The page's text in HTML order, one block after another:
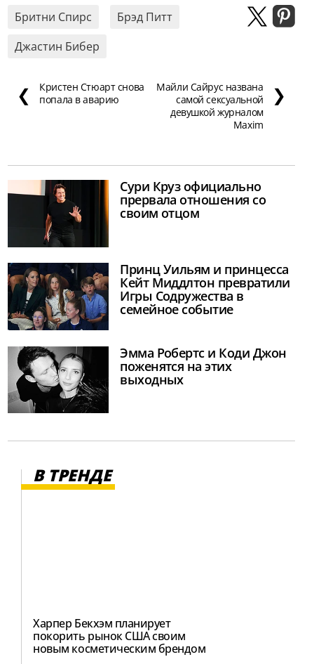
Бритни Спирс
Брэд Питт
Джастин Бибер
❮
Кристен Стюарт снова
попала в аварию
Майли Сайрус названа
самой сексуальной
девушкой журналом
Maxim
❯
Сури Круз официально
прервала отношения со
своим отцом
Принц Уильям и принцесса
Кейт Миддлтон превратили
Игры Содружества в
семейное событие
Эмма Робертс и Коди Джон
поженятся на этих
выходных
В ТРЕНДЕ
Харпер Бекхэм планирует
покорить рынок США своим
новым косметическим брендом